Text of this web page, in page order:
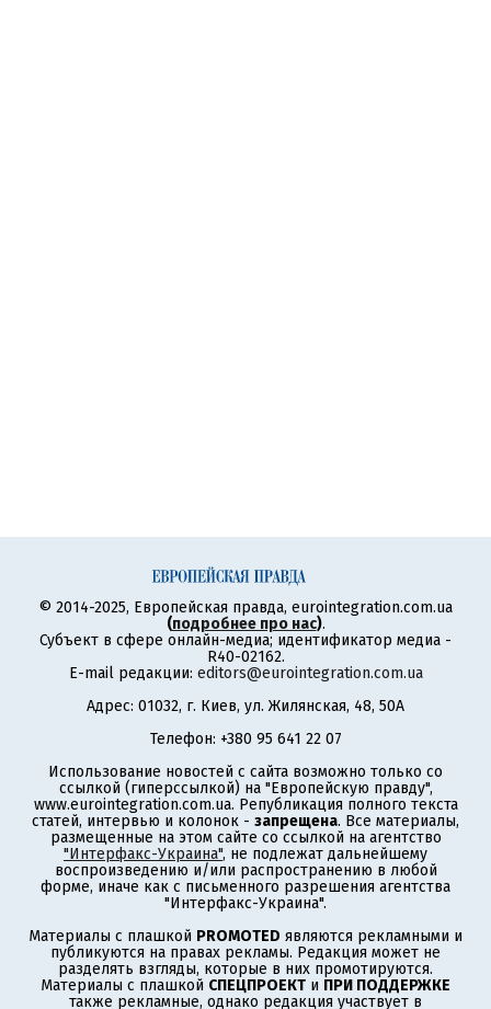
© 2014-2025, Европейская правда, eurointegration.com.ua
(подробнее про нас).
Субъект в сфере онлайн-медиа; идентификатор медиа -
R40-02162.
E-mail редакции: editors@eurointegration.com.ua
Адрес: 01032, г. Киев, ул. Жилянская, 48, 50А
Телефон: +380 95 641 22 07
Использование новостей с сайта возможно только со
ссылкой (гиперссылкой) на "Европейскую правду",
www.eurointegration.com.ua. Републикация полного текста
статей, интервью и колонок - запрещена. Все материалы,
размещенные на этом сайте со ссылкой на агентство
"Интерфакс-Украина", не подлежат дальнейшему
воспроизведению и/или распространению в любой
форме, иначе как с письменного разрешения агентства
"Интерфакс-Украина".
Материалы с плашкой PROMOTED являются рекламными и
публикуются на правах рекламы. Редакция может не
разделять взгляды, которые в них промотируются.
Материалы с плашкой СПЕЦПРОЕКТ и ПРИ ПОДДЕРЖКЕ
также рекламные, однако редакция участвует в